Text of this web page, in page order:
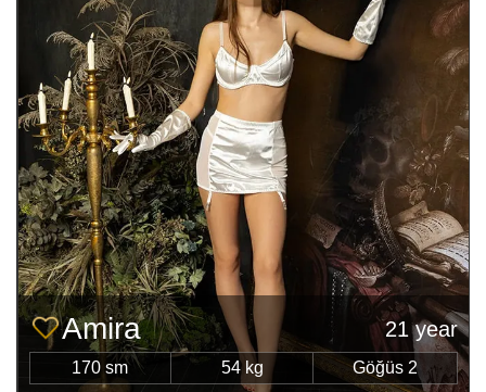
Amira 21 year
170 sm 54 kg Göğüs 2